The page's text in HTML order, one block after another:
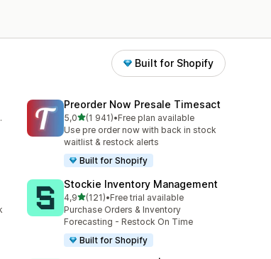
Built for Shopify
Preorder Now Presale Timesact
5,0na 5 gwiazdek
(1 941)
Łączna liczba recenzji: 1941
•Free plan available
Use pre order now with back in stock
waitlist & restock alerts
Built for Shopify
Stockie Inventory Management
4,9na 5 gwiazdek
(121)
Łączna liczba recenzji: 121
•Free trial available
Purchase Orders & Inventory
Forecasting - Restock On Time
Built for Shopify